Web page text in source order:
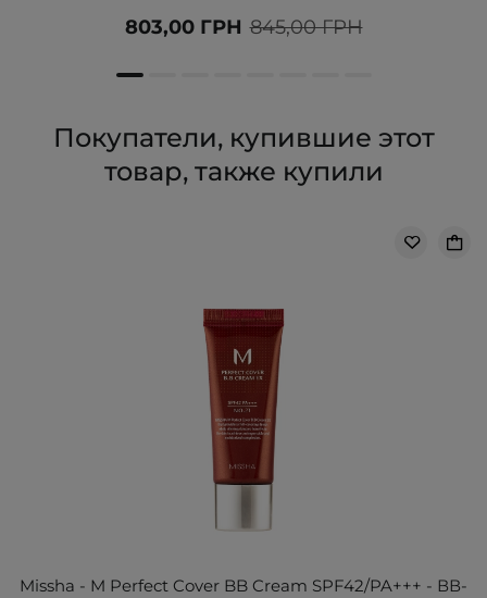
845,00 ГРН
803,00 ГРН
Покупатели, купившие этот
товар, также купили
Missha - M Perfect Cover BB Cream SPF42/PA+++ - ВВ-